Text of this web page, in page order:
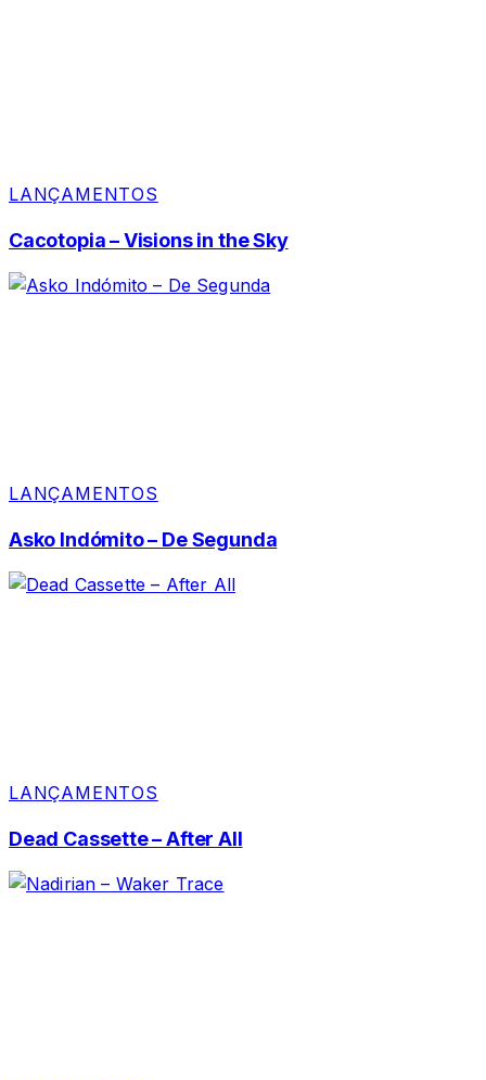
LANÇAMENTOS
Cacotopia – Visions in the Sky
LANÇAMENTOS
Asko Indómito – De Segunda
LANÇAMENTOS
Dead Cassette – After All